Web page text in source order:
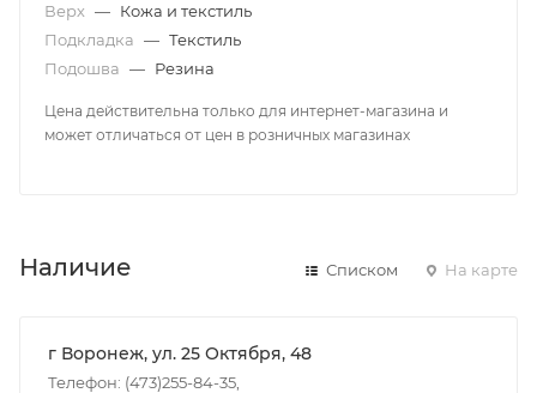
Верх — Кожа и текстиль
Подкладка — Текстиль
Подошва — Резина
Цена действительна только для интернет-магазина и
может отличаться от цен в розничных магазинах
Наличие Списком На карте
г Воронеж, ул. 25 Октября, 48
Телефон: (473)255-84-35,